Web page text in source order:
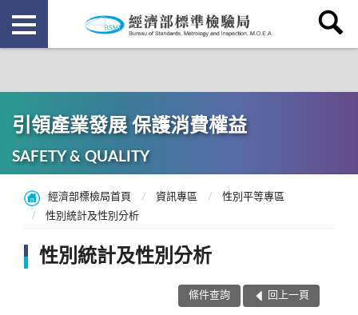
引領產業發展 保護消費權益
SAFETY & QUALITY
經濟部標檢局首頁 資訊專區
性別平等專區
性別統計及性別分析
性別統計及性別分析
條件查詢 回上一頁